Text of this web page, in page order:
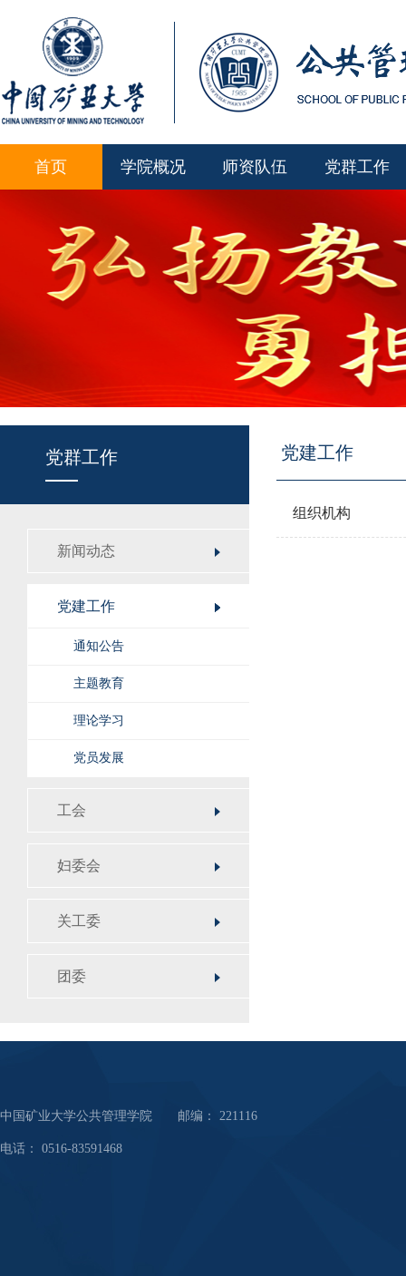
首页 学院概况 师资队伍 党群工作
党群工作
新闻动态
党建工作
通知公告
主题教育
理论学习
党员发展
工会
妇委会
关工委
团委
党建工作
组织机构
中国矿业大学公共管理学院 邮编： 221116
电话： 0516-83591468